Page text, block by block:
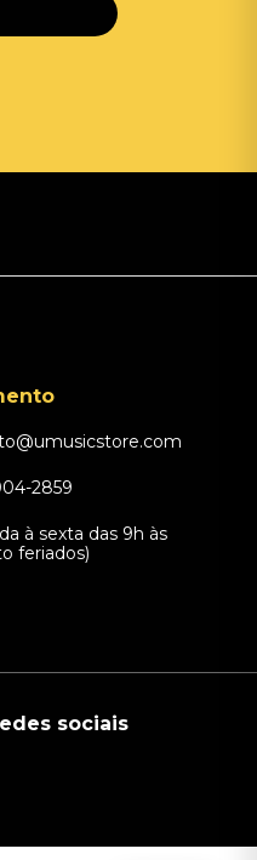
2859
à sexta das 9h às
feriados)
sociais